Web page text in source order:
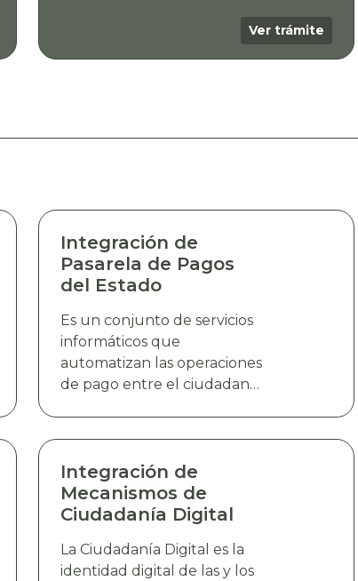
Ver trámite
Integración de
Pasarela de Pagos
del Estado
Es un conjunto de servicios
informáticos que
automatizan las operaciones
de pago entre el ciudadano
Pagos del Estado (PPE)
permite la integración de
pagos en línea, quitando
tradicional de una boleta de
pago evitando que el
Integración de
Mecanismos de
Ciudadanía Digital
La Ciudadanía Digital es la
identidad digital de las y los